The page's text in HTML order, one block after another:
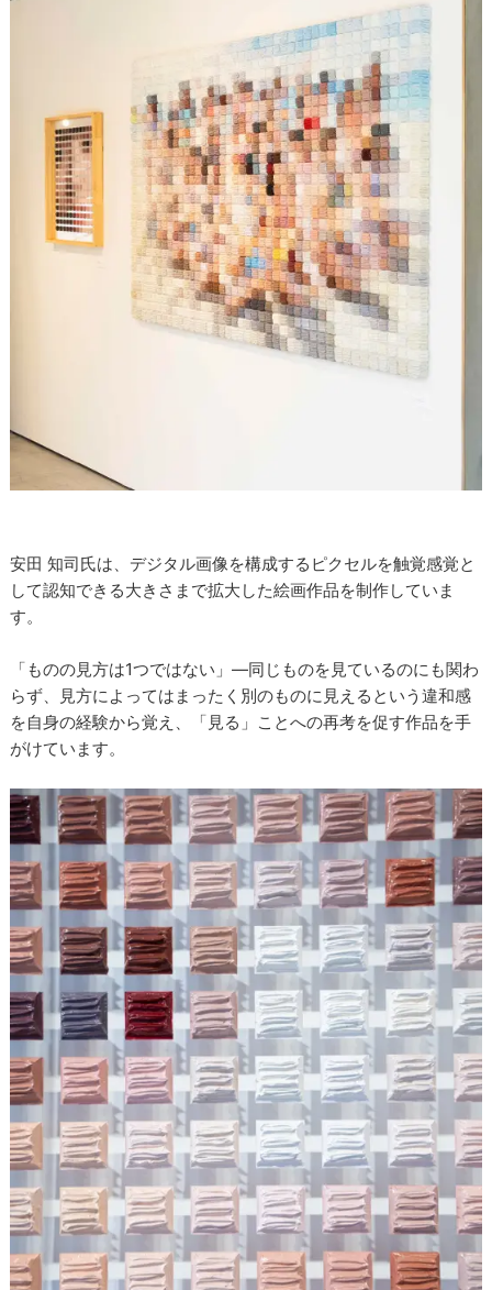
安田 知司氏は、デジタル画像を構成するピクセルを触覚感覚と
して認知できる大きさまで拡大した絵画作品を制作していま
す。
「ものの見方は1つではない」―同じものを見ているのにも関わ
らず、見方によってはまったく別のものに見えるという違和感
を自身の経験から覚え、「見る」ことへの再考を促す作品を手
がけています。